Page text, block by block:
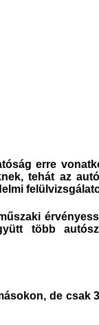
erre
, tehát az
több
de csak